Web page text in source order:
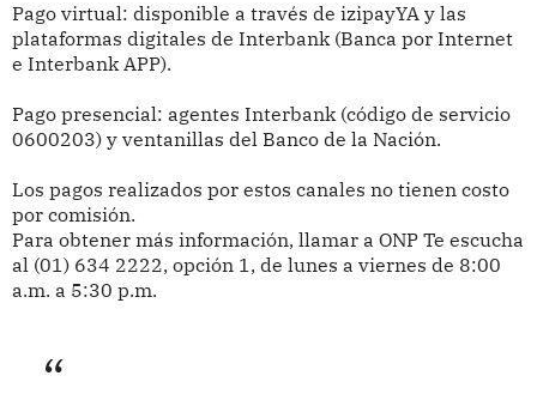
Pago virtual: disponible a través de izipayYA y las
plataformas digitales de Interbank (Banca por Internet
e Interbank APP).
Pago presencial: agentes Interbank (código de servicio
0600203) y ventanillas del Banco de la Nación.
Los pagos realizados por estos canales no tienen costo
por comisión.
Para obtener más información, llamar a ONP Te escucha
al (01) 634 2222, opción 1, de lunes a viernes de 8:00
a.m. a 5:30 p.m.